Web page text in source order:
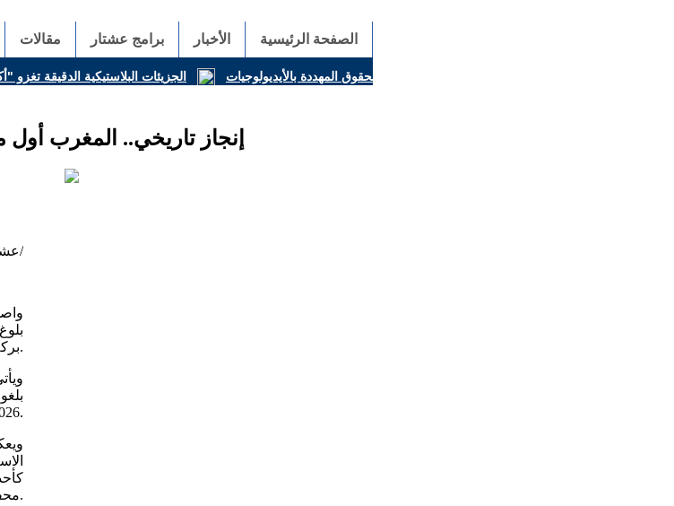
الصفحة الرئيسية الأخبار برامج عشتار مقالات
بارولين: إنَّ الحوار يُستبدل اليوم بالقوة، ويجب حماية الحقوق المهددة بالأيديولوجيات الجزيئات البلاستيكية الدقيقة
إنجاز تاريخي.. المغرب
عشتارتيفي كوم- زنقة20/
بركلات الترجيح، بعد نهاية المباراة بالتعادل (1-1).
2026 قدرتهم على الحفاظ على مكانتهم بين كبار منتخبات العالم.
محفل كروي عالمي.